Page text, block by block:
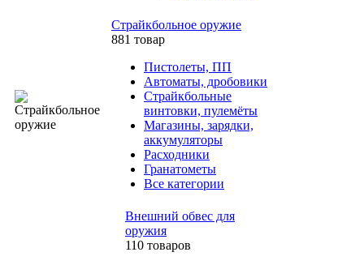
Страйкбольное оружие
881 товар
Пистолеты, ПП
Автоматы, дробовики
Страйкбольные
винтовки, пулемёты
Магазины, зарядки,
аккумуляторы
Расходники
Гранатометы
Все категории
Внешний обвес для
оружия
110 товаров